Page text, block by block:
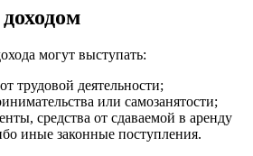
могут выступать:
трудовой деятельности;
или самозанятости;
средства от сдаваемой в аренду
иные законные поступления.